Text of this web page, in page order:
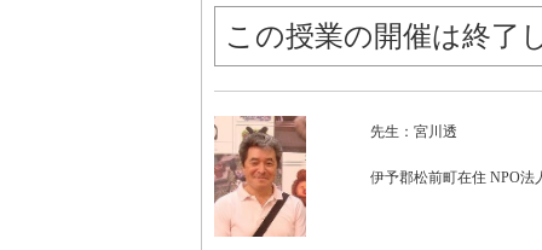
この授業の開催は終了
先生：宮川透
伊予郡松前町在住 NPO